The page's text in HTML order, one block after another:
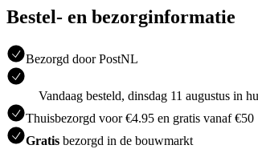
Bestel- en bezorginformatie
Bezorgd door PostNL
Vandaag besteld, dinsdag 11 augustus in
Thuisbezorgd voor €4.95 en gratis vanaf €50
Gratis bezorgd in de bouwmarkt